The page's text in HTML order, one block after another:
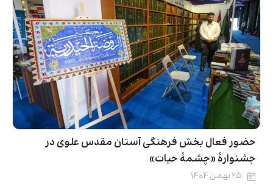
حضور فعال بخش فرهنگی آستان مقدس علوی در
جشنوارۀ «چشمهٔ حیات»
۲۵ بهمن ۱۴۰۴